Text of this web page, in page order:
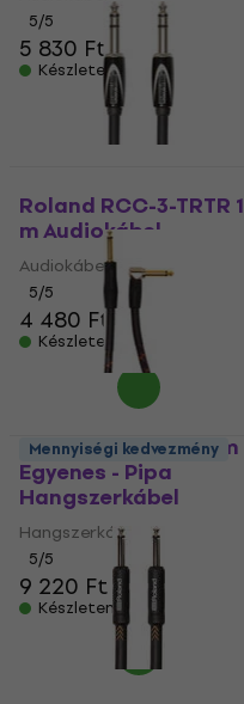
5/5
5 830 Ft
Készleten
Roland RCC-3-TRTR 1
m Audiokábel
Audiokábel
5/5
4 480 Ft
Készleten
Roland RIC-G10A 3 m
Egyenes - Pipa
Hangszerkábel
Hangszerkábel
5/5
9 220 Ft
Készleten
Mennyiségi kedvezmény